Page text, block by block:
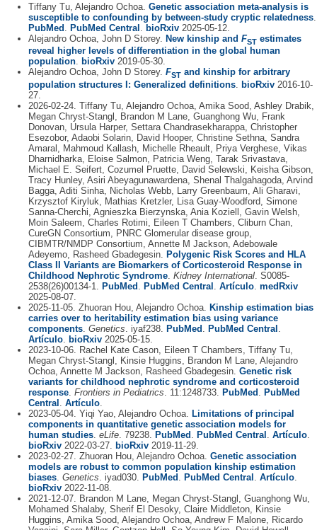
Tiffany Tu, Alejandro Ochoa. Genetic association meta-analysis is
susceptible to confounding by between-study cryptic relatedness
PubMed PubMed Central bioRxiv 2025-05-12.
Alejandro Ochoa, John D Storey. New kinship and FST estimates
reveal higher levels of differentiation in the global human
population. bioRxiv 2019-05-30.
Alejandro Ochoa, John D Storey. FST and kinship for arbitrary
population structures I: Generalized definitions
bioRxiv 2016-10-
27.
2026-02-24. Tiffany Tu, Alejandro Ochoa, Amika Sood, Ashley Drabik,
Megan Chryst-Stangl, Brandon M Lane, Guanghong Wu, Frank
Donovan, Ursula Harper, Settara Chandrasekharappa, Christopher
Esezobor, Adaobi Solarin, David Hooper, Christine Sethna, Sandra
Amaral, Mahmoud Kallash, Michelle Rheault, Priya Verghese, Vikas
Dharnidharka, Eloise Salmon, Patricia Weng, Tarak Srivastava,
Michael E. Seifert, Cozumel Pruette, David Selewski, Keisha Gibson,
Tracy Hunley, Asiri Abeyagunawardena, Shenal Thalgahagoda, Arvind
Bagga, Aditi Sinha, Nicholas Webb, Larry Greenbaum, Ali Gharavi,
Krzysztof Kiryluk, Mathias Kretzler, Lisa Guay-Woodford, Simone
Sanna-Cherchi, Agnieszka Bierzynska, Ania Koziell, Gavin Welsh,
Moin Saleem, Charles Rotimi, Eileen T Chambers, Cliburn Chan,
CureGN Consortium, PNRC Glomerular disease group,
CIBMTR/NMDP Consortium, Annette M Jackson, Adebowale
Adeyemo, Rasheed Gbadegesin.
Polygenic Risk Scores and HLA
Class II Variants are Biomarkers of Corticosteroid Response in
Childhood Nephrotic Syndrome Kidney International . S0085-
2538(26)00134-1.
PubMed PubMed Central Artículo medRxiv
2025-08-07.
2025-11-05. Zhuoran Hou, Alejandro Ochoa.
Kinship estimation bias
carries over to heritability estimation bias using variance
components Genetics . iyaf238. PubMed PubMed Central
Artículo
bioRxiv 2025-05-15.
2023-10-06. Rachel Kate Cason, Eileen T Chambers, Tiffany Tu,
Megan Chryst-Stangl, Kinsie Huggins, Brandon M Lane, Alejandro
Ochoa, Annette M Jackson, Rasheed Gbadegesin. Genetic risk
variants for childhood nephrotic syndrome and corticosteroid
response Frontiers in Pediatrics . 11:1248733. PubMed
PubMed
Central
Artículo
2023-05-04. Yiqi Yao, Alejandro Ochoa.
Limitations of principal
components in quantitative genetic association models for
human studies eLife . 79238. PubMed PubMed Central Artículo
bioRxiv 2022-03-27. bioRxiv 2019-11-29.
2023-02-27. Zhuoran Hou, Alejandro Ochoa. Genetic association
models are robust to common population kinship estimation
biases Genetics . iyad030. PubMed PubMed Central Artículo
bioRxiv 2022-11-08.
2021-12-07. Brandon M Lane, Megan Chryst-Stangl, Guanghong Wu,
Mohamed Shalaby, Sherif El Desoky, Claire Middleton, Kinsie
Huggins, Amika Sood, Alejandro Ochoa, Andrew F Malone, Ricardo